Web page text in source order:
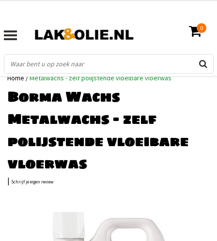
0
Home/Metalwachs - zelf polijstende vloeibare vloerwas
Borma Wachs
Metalwachs - zelf
polijstende vloeibare
vloerwas
| Schrijf je eigen review